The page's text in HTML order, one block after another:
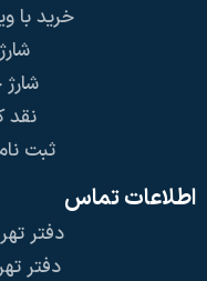
خرید با
نقد
ثبت
اطلاعات تماس
دفتر تهران:
دفتر تهران: